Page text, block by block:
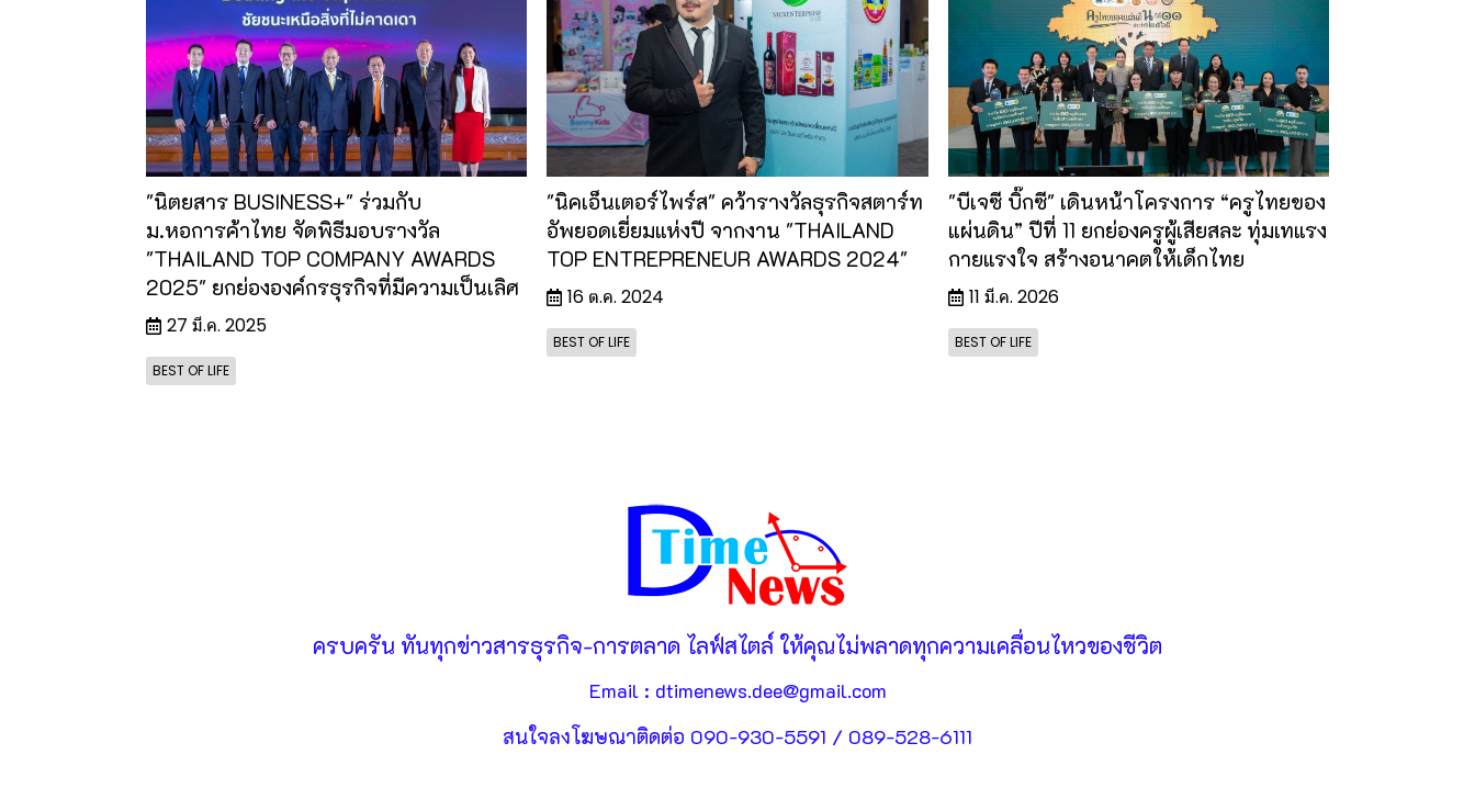
"นิตยสาร BUSINESS+" ร่วมกับ
ม.หอการค้าไทย จัดพิธีมอบรางวัล
"THAILAND TOP COMPANY AWARDS
2025" ยกย่ององค์กรธุรกิจที่มีความเป็นเลิศ
27 มี.ค. 2025
BEST OF LIFE
"นิคเอ็นเตอร์ไพร์ส" คว้ารางวัลธุรกิจสตาร์ท
อัพยอดเยี่ยมแห่งปี จากงาน "THAILAND
TOP ENTREPRENEUR AWARDS 2024"
16 ต.ค. 2024
BEST OF LIFE
"บีเจซี บิ๊กซี" เดินหน้าโครงการ “ครูไทยของ
แผ่นดิน” ปีที่ 11 ยกย่องครูผู้เสียสละ ทุ่มเทแรง
กายแรงใจ สร้างอนาคตให้เด็กไทย
11 มี.ค. 2026
BEST OF LIFE
ครบครัน ทันทุกข่าวสารธุรกิจ-การตลาด ไลฟ์สไตล์ ให้คุณไม่พลาดทุกความเคลื่อนไหวของชีวิต
Email : dtimenews.dee@gmail.com
สนใจลงโฆษณาติดต่อ 090-930-5591 / 089-528-6111